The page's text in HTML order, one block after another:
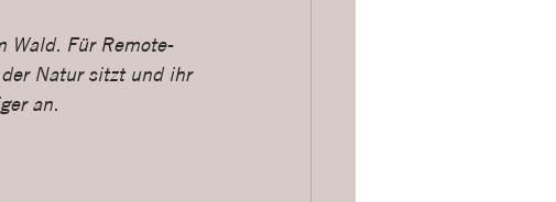
Wald. Für Remote-
der Natur sitzt und ihr
an.